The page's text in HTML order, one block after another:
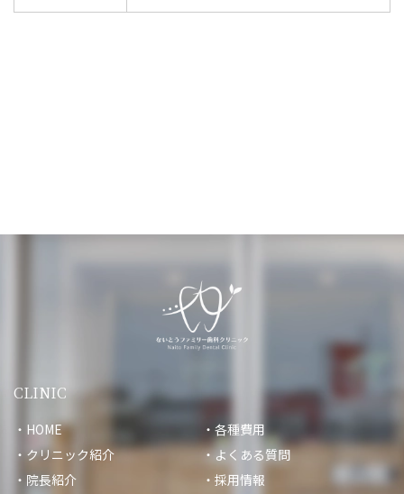
CLINIC
HOME
クリニック紹介
院長紹介
各種費用
よくある質問
採用情報